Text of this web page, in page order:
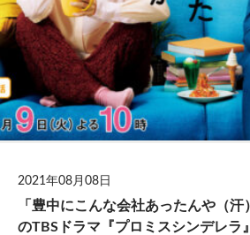
2021年08月08日
「豊中にこんな会社あったんや（
のTBSドラマ『プロミスシンデレラ